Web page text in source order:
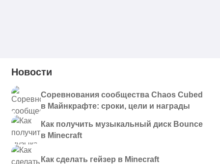
Новости
Соревнования сообщества Chaos Cubed
в Майнкрафте: сроки, цели и награды
Как получить музыкальный диск Bounce
в Minecraft
Как сделать гейзер в Minecraft